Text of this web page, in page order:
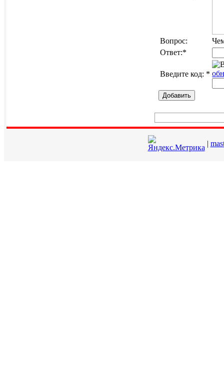
Вопрос:
Ответ:*
Введите код: *
Добавить
|